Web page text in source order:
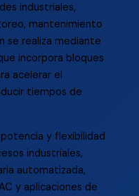
industriales,
mantenimiento
se realiza mediante
incorpora bloques
acelerar el
tiempos de
potencia y flexibilidad
industriales,
automatizada,
y aplicaciones de